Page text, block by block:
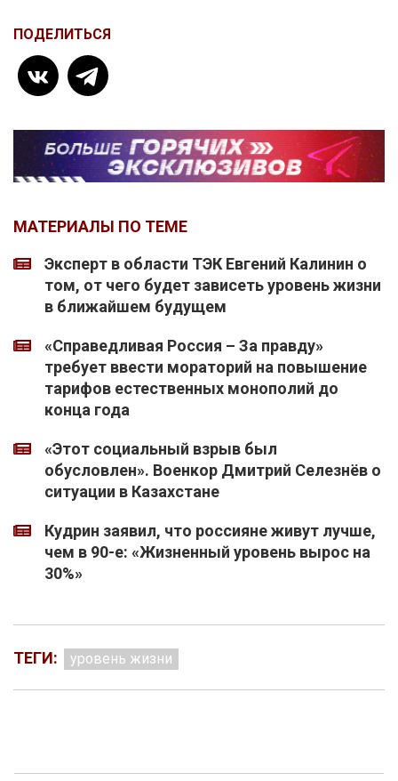
ПОДЕЛИТЬСЯ
МАТЕРИАЛЫ ПО ТЕМЕ
Эксперт в области ТЭК Евгений Калинин о
том, от чего будет зависеть уровень жизни
в ближайшем будущем
«Справедливая Россия – За правду»
требует ввести мораторий на повышение
тарифов естественных монополий до
конца года
«Этот социальный взрыв был
обусловлен». Военкор Дмитрий Селезнёв о
ситуации в Казахстане
Кудрин заявил, что россияне живут лучше,
чем в 90-е: «Жизненный уровень вырос на
30%»
ТЕГИ: уровень жизни